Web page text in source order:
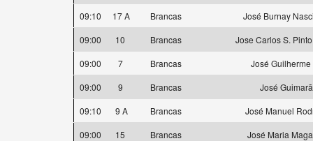
09:10
17 A Brancas
José Burnay
09:00
10 Brancas
Jose Carlos S.
09:00
7 Brancas
José
09:00
9 Brancas
José
09:10
9 A Brancas
José Manuel
09:00
15 Brancas
José Maria